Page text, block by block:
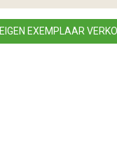
EIGEN EXEMPLAAR